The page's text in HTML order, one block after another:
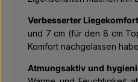
Verbesserter
und 7 cm (für den 8 cm
Komfort nachgelassen
Atmungsaktiv und